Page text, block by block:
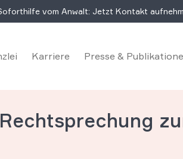
vom Anwalt: Jetzt Kontakt
Karriere Presse &